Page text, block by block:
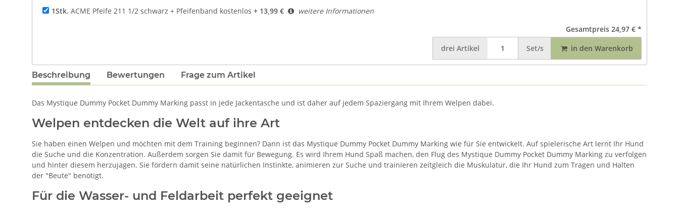
1Stk. ACME Pfeife 211 1/2 schwarz + Pfeifenband kostenlos + 13,99 €
weitere Informationen
Gesamtpreis 24,97 € *
drei Artikel Set/s in den Warenkorb
Beschreibung Bewertungen Frage zum Artikel
Das Mystique Dummy Pocket Dummy Marking passt in jede Jackentasche und ist daher auf jedem Spaziergang mit Ihrem Welpen dabei.
Welpen entdecken die Welt auf ihre Art
Sie haben einen Welpen und möchten mit dem Training beginnen? Dann ist das Mystique Dummy Pocket Dummy Marking wie für Sie entwickelt. Auf spielerische Art lernt Ihr Hund
die Suche und die Konzentration. Außerdem sorgen Sie damit für Bewegung. Es wird Ihrem Hund Spaß machen, den Flug des Mystique Dummy Pocket Dummy Marking zu verfolgen
und hinter diesem herzujagen. Sie fördern damit seine natürlichen Instinkte, animieren zur Suche und trainieren zeitgleich die Muskulatur, die Ihr Hund zum Tragen und Halten
der "Beute" benötigt.
Für die Wasser- und Feldarbeit perfekt geeignet